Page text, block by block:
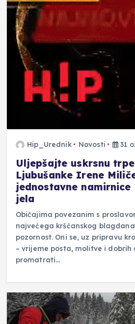
Hip_Urednik Novosti 31
Uljepšajte uskrsnu
Ljubušanke Irene
jednostavne namirnice
jela
Običajima povezanim s
najvećega kršćanskog
pozornost. Oni se, uz pripravu
– vrijeme posta, molitve i dobrih
promatrati…